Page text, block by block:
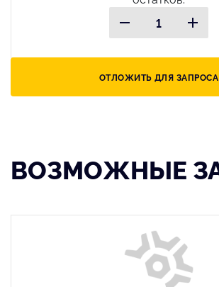
ОТЛОЖИТЬ ДЛЯ ЗАПРОСА
ВОЗМОЖНЫЕ